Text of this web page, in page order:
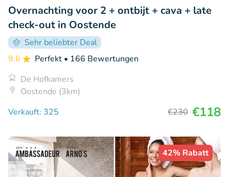
Overnachting voor 2 + ontbijt + cava + late
check-out in Oostende
Sehr beliebter Deal
9.6
Perfekt • 166 Bewertungen
De Hofkamers
Oostende (3km)
Verkauft: 325
€230 €118
42% Rabatt